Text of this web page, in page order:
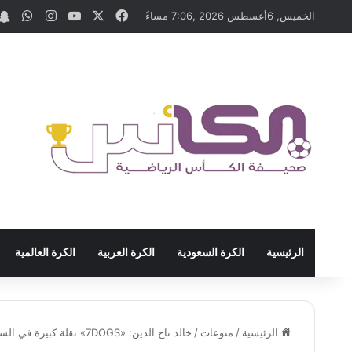
الخميس, 6أغسطس 2026 ,7:06 مساءً فيسبوك ‫YouTubeانستقرام
الرئيسية الكرة السعودية الكرة العربية الكرة العالمية
الرئيسية / منوعات / خالد تاج الدين: «7DOGS» نقلة كبيرة في السينما العربية